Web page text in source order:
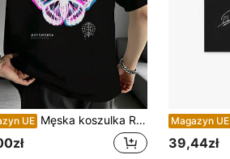
UE Męska koszulka Rave Butterfly Techno Hardtechno, gładki kolor, okrągły dekolt, krótkie rękawy, casual, na festiwal muzyczny, lekka, na co dzień i na wieczór, z nadrukiem na plecach. Magazyn UE
39,44zł